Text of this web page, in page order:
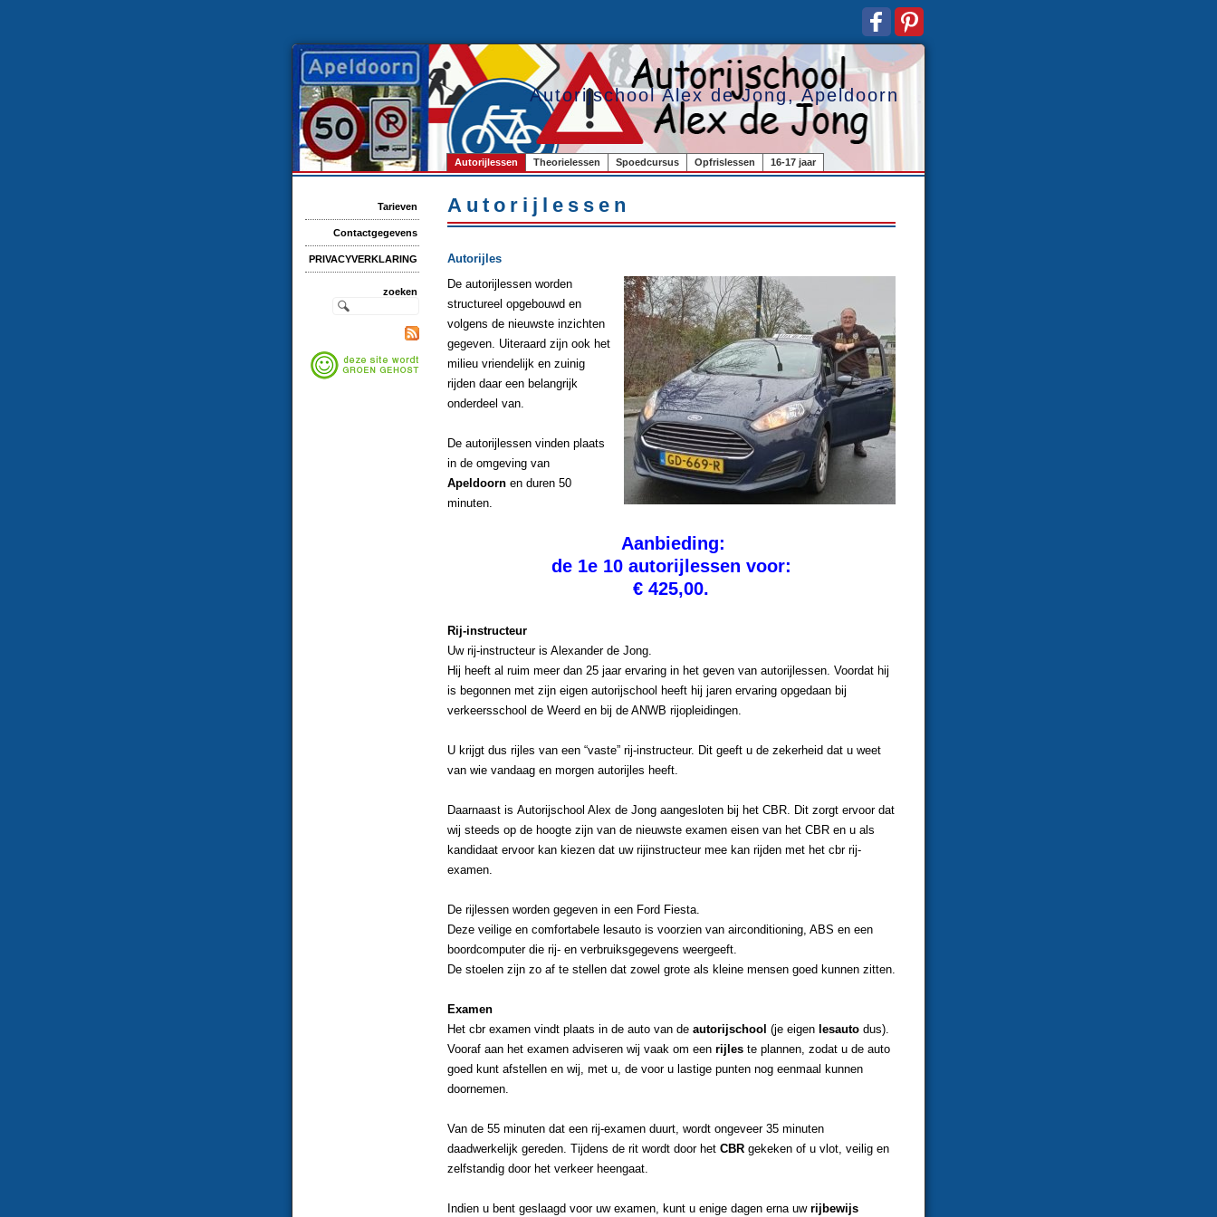
Autorijschool Alex de Jong, Apeldoorn
Autorijlessen Theorielessen Spoedcursus Opfrislessen 16-17 jaar
Tarieven
Contactgegevens
PRIVACYVERKLARING
zoeken
Autorijlessen
Autorijles
De autorijlessen worden
structureel opgebouwd en
volgens de nieuwste inzichten
gegeven. Uiteraard zijn ook het
milieu vriendelijk en zuinig
rijden daar een belangrijk
onderdeel van.
De autorijlessen vinden plaats
in de omgeving van
Apeldoornen duren 50
minuten.
Aanbieding:
de 1e 10 autorijlessen voor:
€ 425,00.
Rij-instructeur
Uw rij-instructeur is Alexander de Jong.
Hij heeft al ruim meer dan 25 jaar ervaring in het geven van autorijlessen. Voordat hij
is begonnen met zijn eigen autorijschool heeft hij jaren ervaring opgedaan bij
verkeersschool de Weerd en bij de ANWB rijopleidingen.
U krijgt dus rijles van een “vaste” rij-instructeur. Dit geeft u de zekerheid dat u weet
van wie vandaag en morgen autorijles heeft.
Daarnaast is Autorijschool Alex de Jong aangesloten bij het CBR. Dit zorgt ervoor dat
wij steeds op de hoogte zijn van de nieuwste examen eisen van het CBR en u als
kandidaat ervoor kan kiezen dat uw rijinstructeur mee kan rijden met het cbr rij-
examen.
De rijlessen worden gegeven in een Ford Fiesta.
Deze veilige en comfortabele lesauto is voorzien van airconditioning, ABS en een
boordcomputer die rij- en verbruiksgegevens weergeeft.
De stoelen zijn zo af te stellen dat zowel grote als kleine mensen goed kunnen zitten.
Examen
Het cbr examen vindt plaats in de auto van de autorijschool (je eigen lesautodus).
Vooraf aan het examen adviseren wij vaak om een rijleste plannen, zodat u de auto
goed kunt afstellen en wij, met u, de voor u lastige punten nog eenmaal kunnen
doornemen.
Van de 55 minuten dat een rij-examen duurt, wordt ongeveer 35 minuten
daadwerkelijk gereden. Tijdens de rit wordt door het CBRgekeken of u vlot, veilig en
zelfstandig door het verkeer heengaat.
Indien u bent geslaagd voor uw examen, kunt u enige dagen erna uw rijbewijs